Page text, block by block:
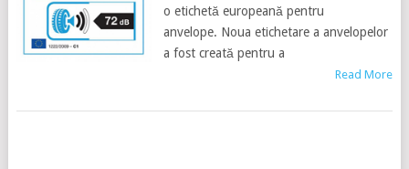
o etichetă europeană pentru
anvelope. Noua etichetare a anvelopelor
a fost creată pentru a
Read More